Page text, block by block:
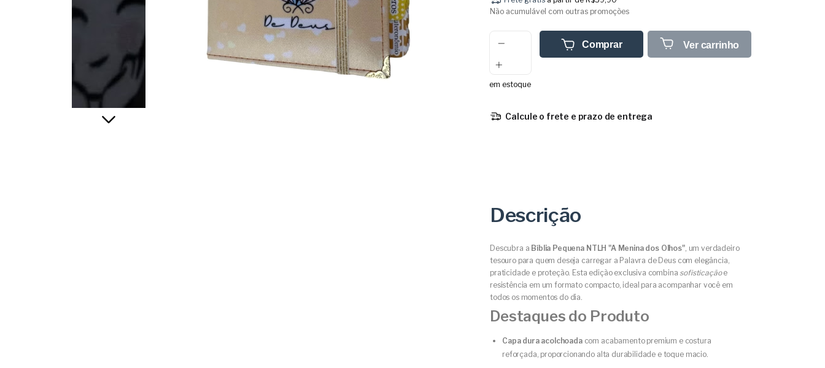
Não acumulável com outras promoções
em estoque
Comprar Ver carrinho
Calcule o frete e prazo de entrega
Descrição
Descubra a Bíblia Pequena NTLH "A Menina dos Olhos", um verdadeiro
tesouro para quem deseja carregar a Palavra de Deus com elegância,
praticidade e proteção. Esta edição exclusiva combina sofisticaçãoe
resistência em um formato compacto, ideal para acompanhar você em
todos os momentos do dia.
Destaques do Produto
Capa dura acolchoadacom acabamento premium e costura
reforçada, proporcionando alta durabilidade e toque macio.